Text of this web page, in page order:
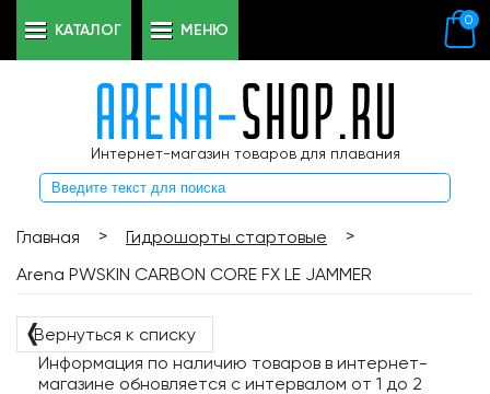
Интернет-магазин товаров для плавания
0
КАТАЛОГ МЕНЮ
Главная > Гидрошорты стартовые
>
Arena PWSKIN CARBON CORE FX LE JAMMER
❬Вернуться к списку
Информация по наличию товаров в интернет-
магазине обновляется с интервалом от 1 до 2